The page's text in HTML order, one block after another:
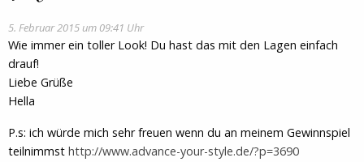
5. Februar 2015 um 09:41 Uhr
Wie immer ein toller Look! Du hast das mit den Lagen einfach
drauf!
Liebe Grüße
Hella
P.s: ich würde mich sehr freuen wenn du an meinem Gewinnspiel
teilnimmst http://www.advance-your-style.de/?p=3690